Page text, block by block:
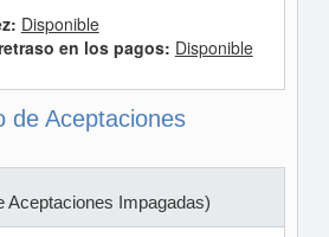
Disponible
en los pagos: Disponible
de Aceptaciones
Aceptaciones Impagadas)